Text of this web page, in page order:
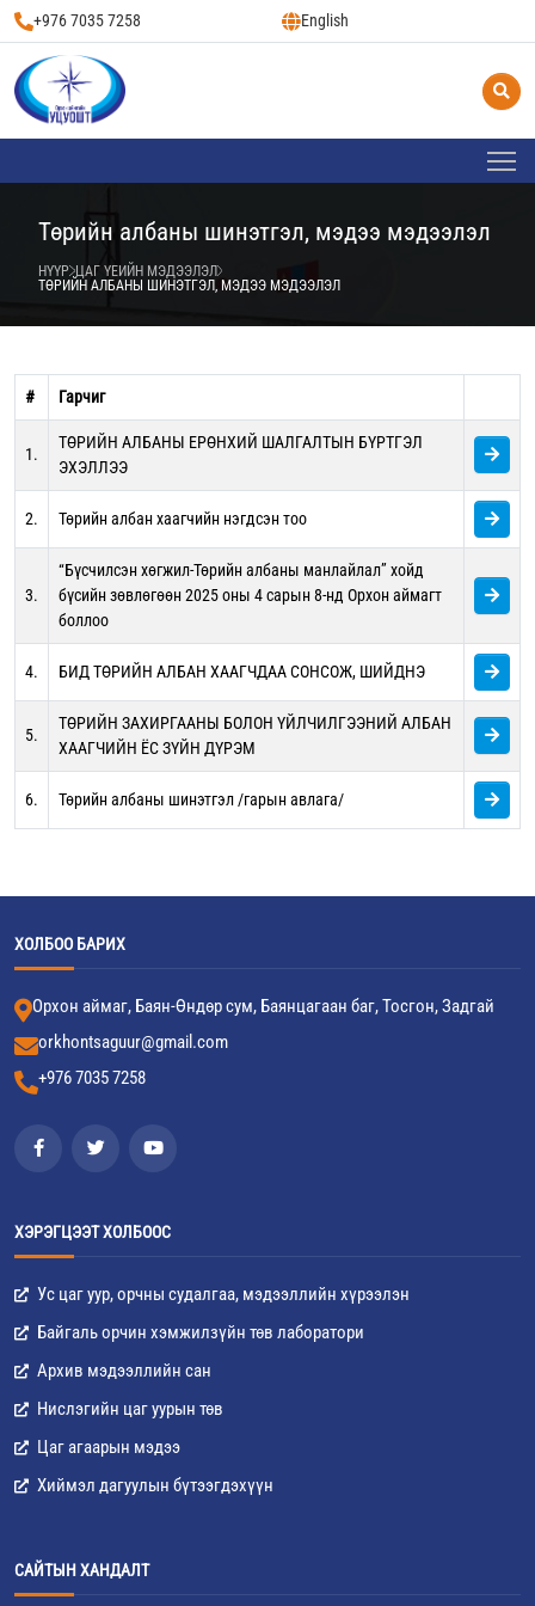
+976 7035 7258 English
Төрийн албаны шинэтгэл, мэдээ мэдээлэл
НҮҮР ЦАГ ҮЕИЙН МЭДЭЭЛЭЛ
ТӨРИЙН АЛБАНЫ ШИНЭТГЭЛ, МЭДЭЭ МЭДЭЭЛЭЛ
# Гарчиг
1.
ТӨРИЙН АЛБАНЫ ЕРӨНХИЙ ШАЛГАЛТЫН БҮРТГЭЛ
ЭХЭЛЛЭЭ
2. Төрийн албан хаагчийн нэгдсэн тоо
3.
“Бүсчилсэн хөгжил-Төрийн албаны манлайлал” хойд
бүсийн зөвлөгөөн 2025 оны 4 сарын 8-нд Орхон аймагт
боллоо
4. БИД ТӨРИЙН АЛБАН ХААГЧДАА СОНСОЖ, ШИЙДНЭ
5.
ТӨРИЙН ЗАХИРГААНЫ БОЛОН ҮЙЛЧИЛГЭЭНИЙ АЛБАН
ХААГЧИЙН ЁС ЗҮЙН ДҮРЭМ
6. Төрийн албаны шинэтгэл /гарын авлага/
ХОЛБОО БАРИХ
Орхон аймаг, Баян-Өндөр сум, Баянцагаан баг, Тосгон, Задгай
orkhontsaguur@gmail.com
+976 7035 7258
ХЭРЭГЦЭЭТ ХОЛБООС
Ус цаг уур, орчны судалгаа, мэдээллийн хүрээлэн
Байгаль орчин хэмжилзүйн төв лаборатори
Архив мэдээллийн сан
Нислэгийн цаг уурын төв
Цаг агаарын мэдээ
Хиймэл дагуулын бүтээгдэхүүн
САЙТЫН ХАНДАЛТ